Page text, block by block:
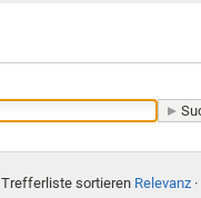
Trefferliste sortieren Relevanz ·